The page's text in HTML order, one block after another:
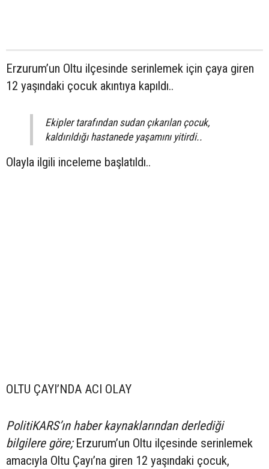
Erzurum’un Oltu ilçesinde serinlemek için çaya giren
12 yaşındaki çocuk akıntıya kapıldı..
Ekipler tarafından sudan çıkarılan çocuk,
kaldırıldığı hastanede yaşamını yitirdi..
Olayla ilgili inceleme başlatıldı..
OLTU ÇAYI’NDA ACI OLAY
PolitiKARS’ın haber kaynaklarından derlediği
bilgilere göre;Erzurum’un Oltu ilçesinde serinlemek
amacıyla Oltu Çayı’na giren 12 yaşındaki çocuk,